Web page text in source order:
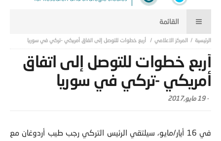
المركز الاعلامي أربع خطوات للتوصل إلى اتفاق أمريكي -تركي في سوريا
أربع خطوات للتوصل إلى اتفاق
أمريكي -تركي في سوريا
-19 مايو,2017
في 16 أيار/مايو، سيلتقي الرئيس التركي رجب طيب أردوغان مع